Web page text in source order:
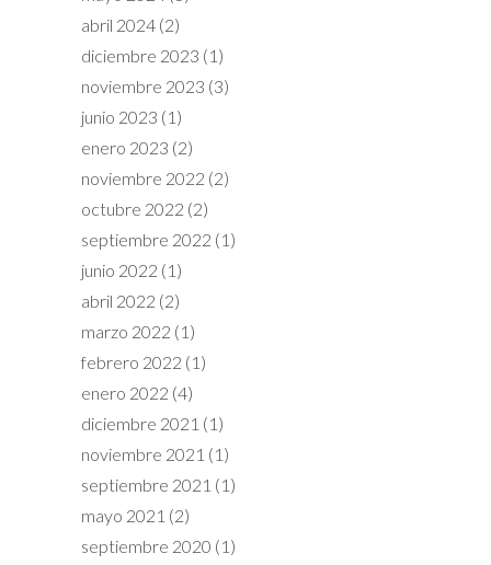
abril 2024 (2)
diciembre 2023 (1)
noviembre 2023 (3)
junio 2023 (1)
enero 2023 (2)
noviembre 2022 (2)
octubre 2022 (2)
septiembre 2022 (1)
junio 2022 (1)
abril 2022 (2)
marzo 2022 (1)
febrero 2022 (1)
enero 2022 (4)
diciembre 2021 (1)
noviembre 2021 (1)
septiembre 2021 (1)
mayo 2021 (2)
septiembre 2020 (1)